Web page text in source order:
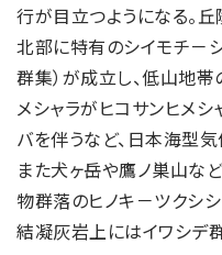
行が目立つようになる。
北部に特有のシイモチ－
群集）が成立し、低山地
メシャラがヒコサンヒメ
バを伴うなど、日本海型気
また犬ヶ岳や鷹ノ巣山な
物群落のヒノキ－ツクシ
結凝灰岩上にはイワシデ